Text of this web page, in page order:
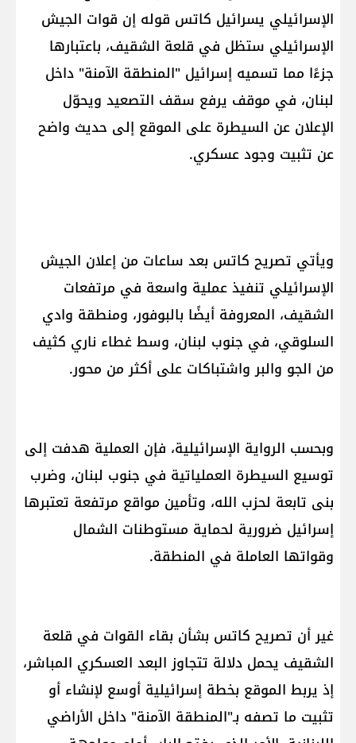
الإسرائيلي يسرائيل كاتس قوله إن قوات الجيش
الإسرائيلي ستظل في قلعة الشقيف، باعتبارها
جزءًا مما تسميه إسرائيل "المنطقة الآمنة" داخل
لبنان، في موقف يرفع سقف التصعيد ويحوّل
الإعلان عن السيطرة على الموقع إلى حديث واضح
عن تثبيت وجود عسكري.
ويأتي تصريح كاتس بعد ساعات من إعلان الجيش
الإسرائيلي تنفيذ عملية واسعة في مرتفعات
الشقيف، المعروفة أيضًا بالبوفور، ومنطقة وادي
السلوقي، في جنوب لبنان، وسط غطاء ناري كثيف
من الجو والبر واشتباكات على أكثر من محور.
وبحسب الرواية الإسرائيلية، فإن العملية هدفت إلى
توسيع السيطرة العملياتية في جنوب لبنان، وضرب
بنى تابعة لحزب الله، وتأمين مواقع مرتفعة تعتبرها
إسرائيل ضرورية لحماية مستوطنات الشمال
وقواتها العاملة في المنطقة.
غير أن تصريح كاتس بشأن بقاء القوات في قلعة
الشقيف يحمل دلالة تتجاوز البعد العسكري المباشر،
إذ يربط الموقع بخطة إسرائيلية أوسع لإنشاء أو
تثبيت ما تصفه بـ"المنطقة الآمنة" داخل الأراضي